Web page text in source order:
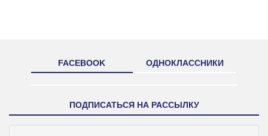
FACEBOOK ОДНОКЛАССНИКИ
ПОДПИСАТЬСЯ НА РАССЫЛКУ